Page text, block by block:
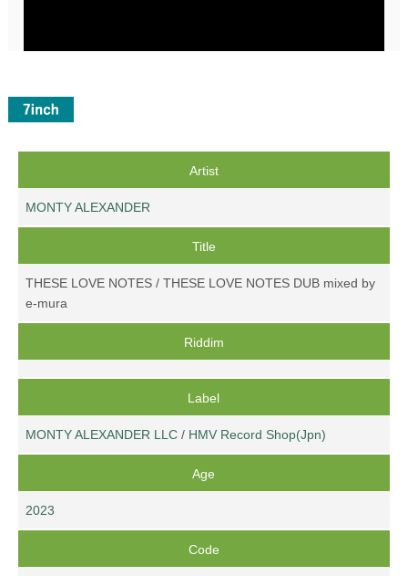
Artist
MONTY ALEXANDER
Title
THESE LOVE NOTES / THESE LOVE NOTES DUB mixed by
e-mura
Riddim
Label
MONTY ALEXANDER LLC / HMV Record Shop(Jpn)
Age
2023
Code